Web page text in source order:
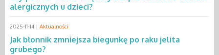
alergicznych u dzieci?
2025-11-14 | Aktualności
Jak błonnik zmniejsza biegunkę po raku jelita
grubego?